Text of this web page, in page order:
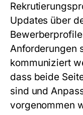
Updates über
Anforderungen
kommuniziert
dass beide
sind und
vorgenommen